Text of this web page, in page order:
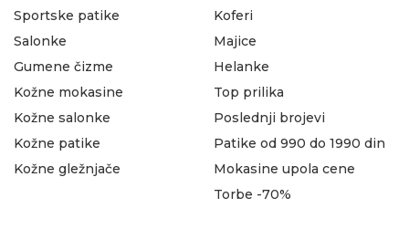
Sportske patike
Salonke
Gumene čizme
Koferi
Majice
Helanke
Kožne mokasine
Kožne salonke
Kožne patike
Kožne gležnjače
Top prilika
Poslednji brojevi
Patike od 990 do 1990 din
Mokasine upola cene
Torbe -70%